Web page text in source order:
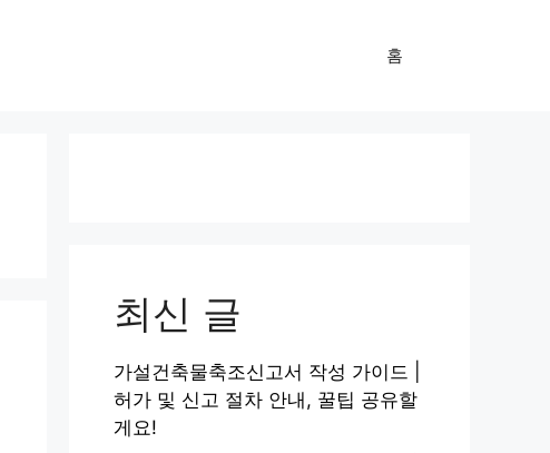
홈
최신 글
가설건축물축조신고서 작성 가이드 |
허가 및 신고 절차 안내, 꿀팁 공유할
게요!